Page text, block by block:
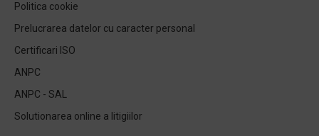
Politica cookie
Prelucrarea datelor cu caracter personal
Certificari ISO
ANPC
ANPC - SAL
Solutionarea online a litigiilor